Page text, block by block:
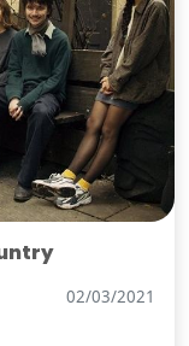
02/03/2021